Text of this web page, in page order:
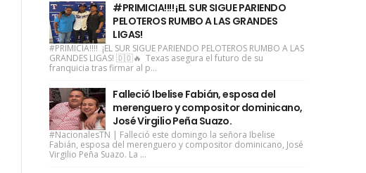
#PRIMICIA!!!! ¡EL SUR SIGUE PARIENDO
PELOTEROS RUMBO A LAS GRANDES
LIGAS!
#PRIMICIA!!!! ¡EL SUR SIGUE PARIENDO PELOTEROS RUMBO A LAS
GRANDES LIGAS! 🇩🇴🔥 Texas asegura el futuro de su
franquicia tras firmar al p...
Falleció Ibelise Fabián, esposa del
merenguero y compositor dominicano,
José Virgilio Peña Suazo.
#NacionalesTN | Falleció este domingo la señora Ibelise
Fabián, esposa del merenguero y compositor dominicano, José
Virgilio Peña Suazo. La ...